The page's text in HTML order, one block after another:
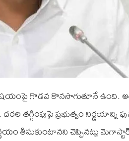
గొడవ కొనసాగుతూనే
తగ్గింపుపై ప్రభుత్వం
తీసుకుంటానని చెప్పినట్లు